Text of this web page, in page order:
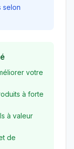
selon
votre
à forte
à valeur
de